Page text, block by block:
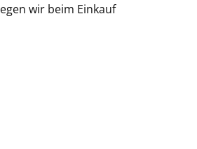
wir beim Einkauf